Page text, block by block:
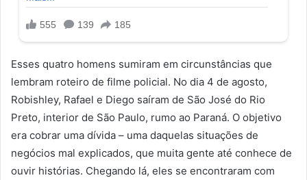
Esses quatro homens sumiram em circunstâncias que
lembram roteiro de filme policial. No dia 4 de agosto,
Robishley, Rafael e Diego saíram de São José do Rio
Preto, interior de São Paulo, rumo ao Paraná. O objetivo
era cobrar uma dívida – uma daquelas situações de
negócios mal explicados, que muita gente até conhece de
ouvir histórias. Chegando lá, eles se encontraram com